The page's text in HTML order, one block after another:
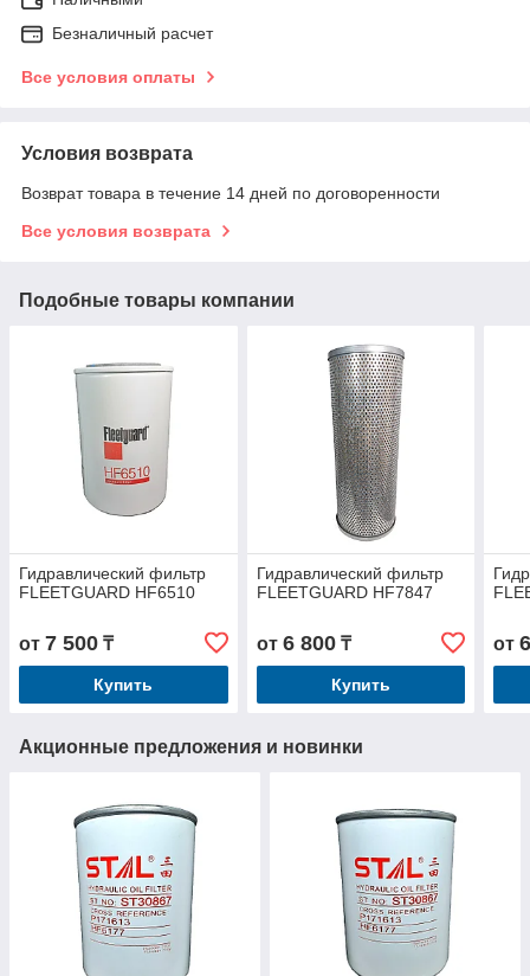
Безналичный расчет
Все условия оплаты
Условия возврата
Возврат товара в течение 14 дней по договоренности
Все условия возврата
Подобные товары компании
Гидравлический фильтр
FLEETGUARD HF6510
от 7 500 ₸
Купить
Гидравлический фильтр
FLEETGUARD HF7847
от 6 800₸
Купить
от
Акционные предложения и новинки